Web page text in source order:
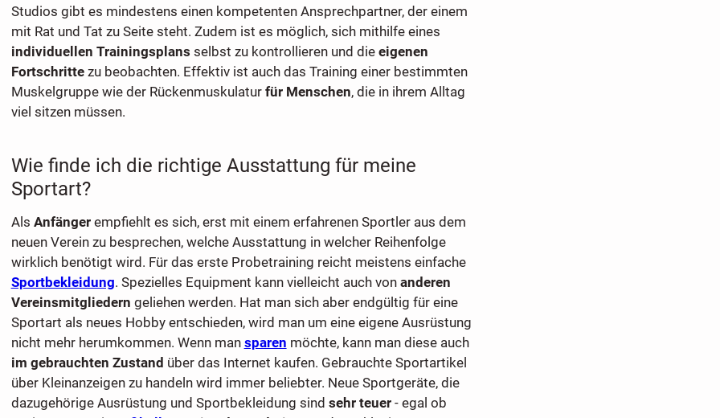
Studios gibt es mindestens einen kompetenten Ansprechpartner, der einem
mit Rat und Tat zu Seite steht. Zudem ist es möglich, sich mithilfe eines
individuellen Trainingsplans selbst zu kontrollieren und die eigenen
Fortschrittezu beobachten. Effektiv ist auch das Training einer bestimmten
Muskelgruppe wie der Rückenmuskulatur für Menschen, die in ihrem Alltag
viel sitzen müssen.
Wie finde ich die richtige Ausstattung für meine
Sportart?
Als Anfängerempfiehlt es sich, erst mit einem erfahrenen Sportler aus dem
neuen Verein zu besprechen, welche Ausstattung in welcher Reihenfolge
wirklich benötigt wird. Für das erste Probetraining reicht meistens einfache
Sportbekleidung. Spezielles Equipment kann vielleicht auch von anderen
Vereinsmitgliedern geliehen werden. Hat man sich aber endgültig für eine
Sportart als neues Hobby entschieden, wird man um eine eigene Ausrüstung
nicht mehr herumkommen. Wenn man sparen möchte, kann man diese auch
im gebrauchten Zustand über das Internet kaufen. Gebrauchte Sportartikel
über Kleinanzeigen zu handeln wird immer beliebter. Neue Sportgeräte, die
dazugehörige Ausrüstung und Sportbekleidung sind sehr teuer- egal ob